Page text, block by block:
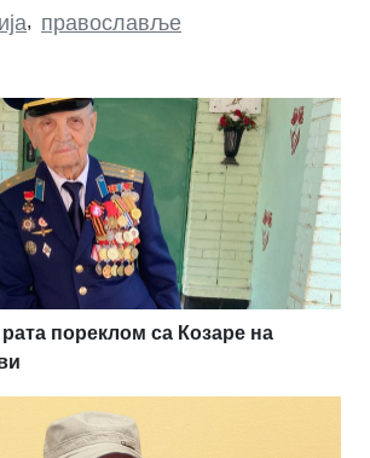
, православље
пореклом са Козаре на